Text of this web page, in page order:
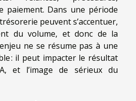
paiement. Dans une période
peuvent s’accentuer,
du volume, et donc de la
ne se résume pas à une
: il peut impacter le résultat
et l’image de sérieux du